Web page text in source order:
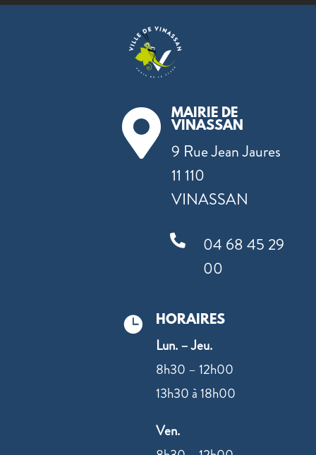

MAIRIE DE
VINASSAN
9 Rue Jean Jaures
11 110
VINASSAN

04 68 45 29
00
 HORAIRES
Lun. – Jeu.
8h30 – 12h00
13h30 à 18h00
Ven.